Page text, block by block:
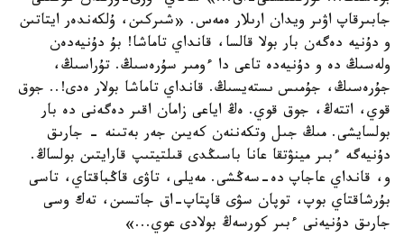
جابىرقاپ اۋىر ويدان ارىلار ەمەس. «شىركىن، ۇلكەندەر ايتاتىن
و دۇنيە دەگەن بار بولا قالسا، قانداي تاماشا! بۇ دۇنيەدەن
ولەسىڭ دە و دۇنيەدە تاعى دا ءومىر سۇرەسىڭ. تۇراسىڭ،
جۇرەسىڭ، جۇمىس ىستەيسىڭ. قانداي تاماشا بولار ەدى!.. جوق
قوي، اتتەڭ، جوق قوي. ەڭ اياعى زامان اقىر دەگەنى دە بار
بولسايشى. مىڭ جىل وتكەننەن كەيىن جەر بەتىنە - جارىق
دۇنيەگە ءبىر مينۋتقا عانا باسىڭدى قىلتيتىپ قارايتىن بولساڭ.
و، قانداي عاجاپ دە-سەڭشى. مەيلى، تاۋى قاڭباقتاي، تاسى
بۇرشاقتاي بوپ، توپان سۋى قاپتاپ-اق جاتسىن، تەك وسى
جارىق دۇنيەنى ءبىر كورسەڭ بولادى عوي...»